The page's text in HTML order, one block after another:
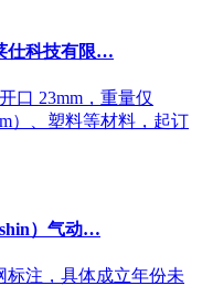
仕科技有限…
口 23mm，重量仅
）、塑料等材料，起订
）气动…
标注，具体成立年份未